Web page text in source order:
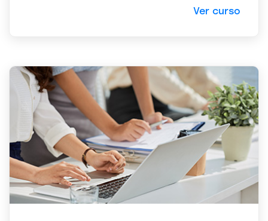
Ver curso